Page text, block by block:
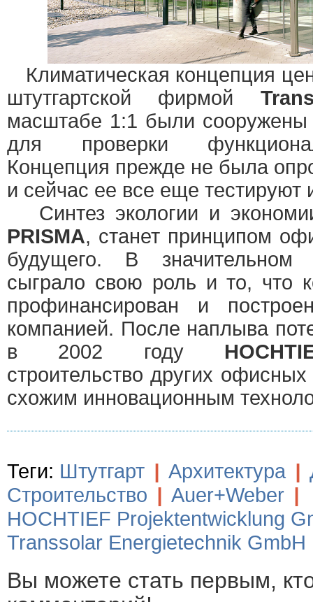
Климатическая концепция
штутгартской фирмой
масштабе 1:1 были
для проверки
Концепция прежде не была
и сейчас ее все еще тестируют
Синтез экологии и
PRISMA, станет принципом
будущего. В значительном
сыграло свою роль и то, что
профинансирован и
компанией. После наплыва
в 2002 году
строительство других
схожим инновационным
Теги: Штутгарт | Архитектура |
Строительство | Auer+Weber |
HOCHTIEF Projektentwicklung
Transsolar Energietechnik GmbH
Вы можете стать первым,